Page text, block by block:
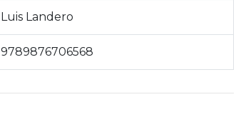
Luis Landero
9789876706568